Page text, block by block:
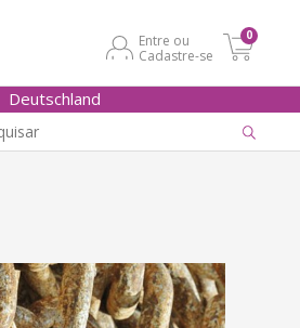
Entre ou
Cadastre-se
0
Deutschland